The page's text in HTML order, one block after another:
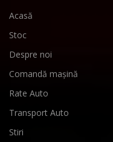
Acasă
Stoc
Despre noi
Comandă mașină
Rate Auto
Transport Auto
Stiri